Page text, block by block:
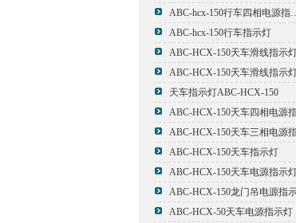
ABC-hcx-150
ABC-hcx-150行车指示灯
ABC-HCX-150天车滑线指示
ABC-HCX-150天车滑线指示
天车指示灯ABC-HCX-150
ABC-HCX-150天车指示灯
ABC-HCX-150天车电源指示
ABC-HCX-150龙门吊电源指
ABC-HCX-50天车电源指示灯